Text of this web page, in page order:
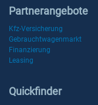
Partnerangebote
Kfz-Versicherung
Gebrauchtwagenmarkt
Finanzierung
Leasing
Quickfinder